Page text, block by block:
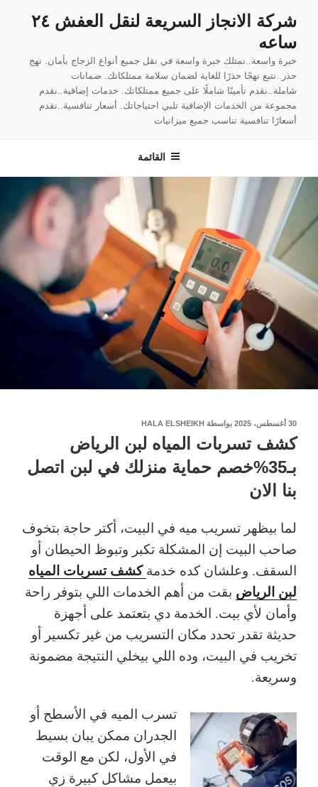
المحتوى
شركة الانجاز السريعة لنقل العفش ٢٤
ساعه
خبرة واسعة..نمتلك خبرة واسعة في نقل جميع أنواع الزجاج بأمان. نهج
حذر..نتبع نهجًا حذرًا للغاية لضمان سلامة ممتلكاتك. ضمانات
شاملة..نقدم تأمينًا شاملًا على جميع ممتلكاتك. خدمات إضافية..نقدم
مجموعة من الخدمات الإضافية تلبي احتياجاتك. أسعار تنافسية..نقدم
أسعارًا تنافسية تناسب جميع ميزانيات
القائمة
نُشر
في
30 أغسطس، 2025 بواسطة HALA ELSHEIKH
كشف تسربات المياه لبن الرياض
بـ35%خصم حماية منزلك في لبن اتصل
بنا الان
لما بيظهر تسريب ميه في البيت، أكتر حاجة بتخوف
صاحب البيت إن المشكلة تكبر وتبوظ الحيطان أو
السقف. وعلشان كده خدمة كشف تسربات المياه
لبن الرياض بقت من أهم الخدمات اللي بتوفر راحة
وأمان لأي بيت. الخدمة دي بتعتمد على أجهزة
حديثة تقدر تحدد مكان التسريب من غير تكسير أو
تخريب في البيت، وده اللي بيخلي النتيجة مضمونة
وسريعة.
تسرب الميه في الأسطح أو
الجدران ممكن يبان بسيط
في الأول، لكن مع الوقت
بيعمل مشاكل كبيرة زي